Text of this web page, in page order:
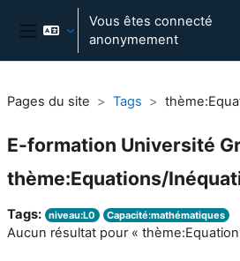
Passer au contenu principal
Panneau latéral
Vous êtes connecté
anonymement
Pages du site Tags
E-formation Université
thème:Equations/
Tags: niveau:L0 Capacité:mathématiques
Aucun résultat pour «